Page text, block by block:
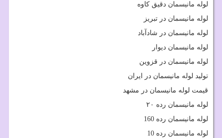
لوله مانیسمان دقیق کاوه
لوله مانیسمان در تبریز
لوله مانیسمان در شادآباد
لوله مانیسمان دیوار
لوله مانیسمان در قزوین
تولید لوله مانیسمان در ایران
قیمت لوله مانیسمان در مشهد
لوله مانیسمان رده ۲۰
لوله مانیسمان رده 160
لوله مانیسمان رده 10